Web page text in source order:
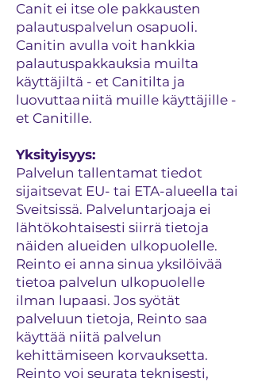
Canit ei itse ole pakkausten
palautuspalvelun osapuoli.
Canitin avulla voit hankkia
palautuspakkauksia muilta
käyttäjiltä - et Canitilta ja
luovuttaa niitä muille käyttäjille -
et Canitille.
Yksityisyys:
Palvelun tallentamat tiedot
sijaitsevat EU- tai ETA-alueella tai
Sveitsissä. Palveluntarjoaja ei
lähtökohtaisesti siirrä tietoja
näiden alueiden ulkopuolelle.
Reinto ei anna sinua yksilöivää
tietoa palvelun ulkopuolelle
ilman lupaasi. Jos syötät
palveluun tietoja, Reinto saa
käyttää niitä palvelun
kehittämiseen korvauksetta.
Reinto voi seurata teknisesti,